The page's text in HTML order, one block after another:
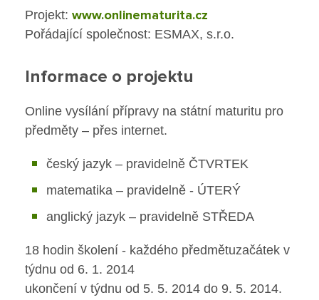
Prevence
Knihovna
Úřední vývěska
Koncepce školy
Jak to u nás vypadá
Prohlédnout obory
Přijímací řízení
Maturitní obory
Obchodní akademie
Sociální činnost
Učební obory
Rekondiční a sportovní masér
Pečovatelské služby
Projekt: www.onlinematurita.cz
Pořádající společnost: ESMAX, s.r.o.
Informace o projektu
Online vysílání přípravy na státní maturitu pro
předměty – přes internet.
český jazyk – pravidelně ČTVRTEK
matematika – pravidelně - ÚTERÝ
anglický jazyk – pravidelně STŘEDA
18 hodin školení - každého předmětuzačátek v
týdnu od 6. 1. 2014
ukončení v týdnu od 5. 5. 2014 do 9. 5. 2014.